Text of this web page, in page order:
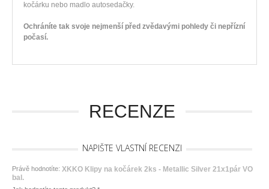
kočárku nebo madlo autosedačky.
Ochráníte tak svoje nejmenší před zvědavými pohledy či nepřízní
počasí.
RECENZE
NAPIŠTE VLASTNÍ RECENZI
Právě hodnotíte: XKKO Klipy na kočárek 2ks - Metallic Silver 21x1pár VO
bal.